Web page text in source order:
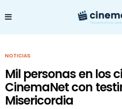
NOTICIAS
Mil personas en los
CinemaNet con
Misericordia